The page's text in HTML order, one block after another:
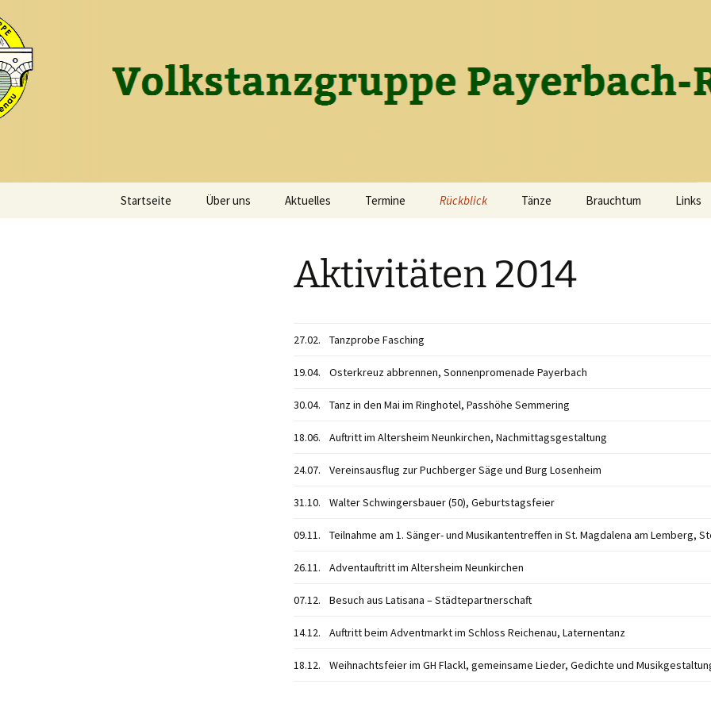
Inhalt
springen
Volkstanzgruppe
Startseite Über uns
Tanzleitung und Musik
Schwarzataler Tanzlmusi
Aktuelles Termine Rückblick
Gruppenfotos
2022
2021
2020
2019
2018
2017
Tänze
Tanzen als Ausgleich zum
Alltag
Brauchtum
Advent
Links
Aktivitäten 2014
27.02. Tanzprobe Fasching
19.04. Osterkreuz abbrennen, Sonnenpromenade Payerbach
30.04. Tanz in den Mai im Ringhotel, Passhöhe Semmering
18.06. Auftritt im Altersheim Neunkirchen, Nachmittagsgestaltung
24.07. Vereinsausflug zur Puchberger Säge und Burg Losenheim
31.10. Walter Schwingersbauer (50), Geburtstagsfeier
09.11. Teilnahme am 1. Sänger- und Musikantentreffen in St. Magdalena am Lemberg,
26.11. Adventauftritt im Altersheim Neunkirchen
07.12. Besuch aus Latisana – Städtepartnerschaft
14.12. Auftritt beim Adventmarkt im Schloss Reichenau, Laternentanz
18.12. Weihnachtsfeier im GH Flackl, gemeinsame Lieder, Gedichte und